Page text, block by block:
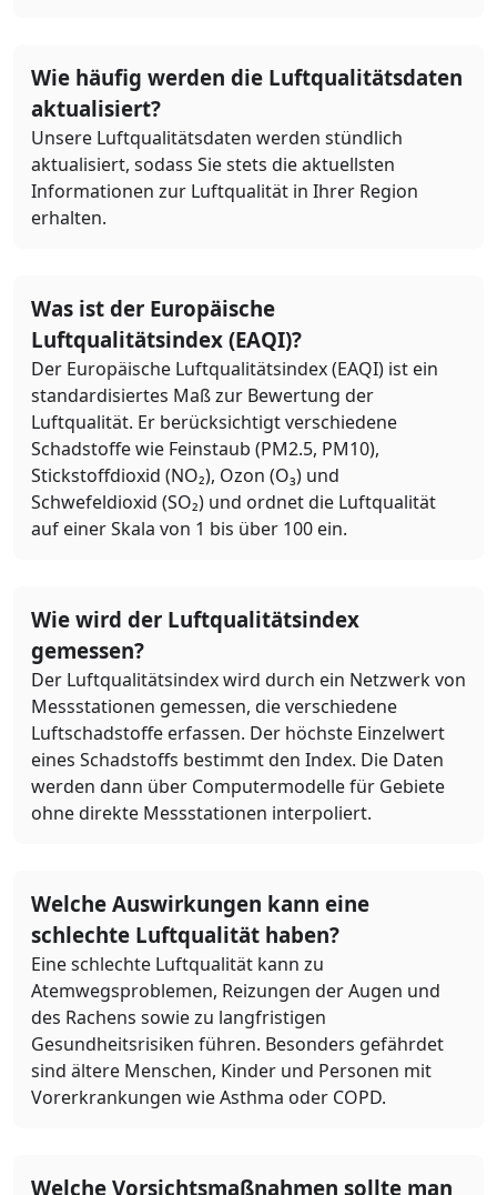
Wie häufig werden die Luftqualitätsdaten
aktualisiert?
Unsere Luftqualitätsdaten werden stündlich
aktualisiert, sodass Sie stets die aktuellsten
Informationen zur Luftqualität in Ihrer Region
erhalten.
Was ist der Europäische
Luftqualitätsindex (EAQI)?
Der Europäische Luftqualitätsindex (EAQI) ist ein
standardisiertes Maß zur Bewertung der
Luftqualität. Er berücksichtigt verschiedene
Schadstoffe wie Feinstaub (PM2.5, PM10),
Stickstoffdioxid (NO₂), Ozon (O₃) und
Schwefeldioxid (SO₂) und ordnet die Luftqualität
auf einer Skala von 1 bis über 100 ein.
Wie wird der Luftqualitätsindex
gemessen?
Der Luftqualitätsindex wird durch ein Netzwerk von
Messstationen gemessen, die verschiedene
Luftschadstoffe erfassen. Der höchste Einzelwert
eines Schadstoffs bestimmt den Index. Die Daten
werden dann über Computermodelle für Gebiete
ohne direkte Messstationen interpoliert.
Welche Auswirkungen kann eine
schlechte Luftqualität haben?
Eine schlechte Luftqualität kann zu
Atemwegsproblemen, Reizungen der Augen und
des Rachens sowie zu langfristigen
Gesundheitsrisiken führen. Besonders gefährdet
sind ältere Menschen, Kinder und Personen mit
Vorerkrankungen wie Asthma oder COPD.
Welche Vorsichtsmaßnahmen sollte man